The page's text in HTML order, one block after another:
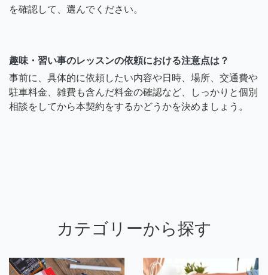
を確認して、選んでください。
趣味・習い事のレッスンの依頼における注意点は？
事前に、具体的に依頼したい内容や日時、場所、交通費や
駐車料金、雑費も含んだ料金の確認など、しっかりと個別
相談をしてから本契約をするかどうかを決めましょう。
カテゴリーから探す